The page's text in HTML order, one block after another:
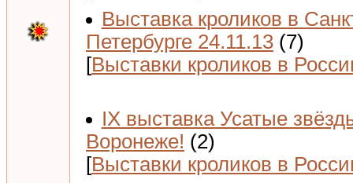
Выставка кроликов в
Петербурге 24.11.13 (7)
[Выставки кроликов в
IX выставка Усатые
Воронеже! (2)
[Выставки кроликов в